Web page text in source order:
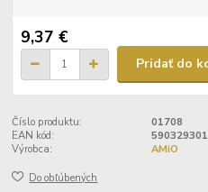
9,37 €
Pridať do
Číslo produktu:
01708
EAN kód:
Výrobca:
AMiO
Do obľúbených